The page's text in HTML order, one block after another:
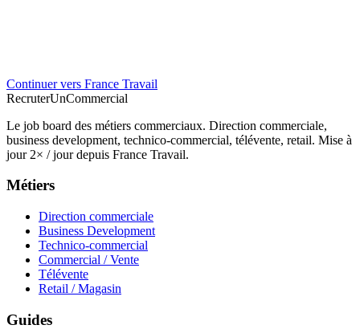
Continuer vers France Travail
RecruterUnCommercial
Le job board des métiers commerciaux. Direction commerciale,
business development, technico-commercial, télévente, retail. Mise à
jour 2× / jour depuis France Travail.
Métiers
Direction commerciale
Business Development
Technico-commercial
Commercial / Vente
Télévente
Retail / Magasin
Guides